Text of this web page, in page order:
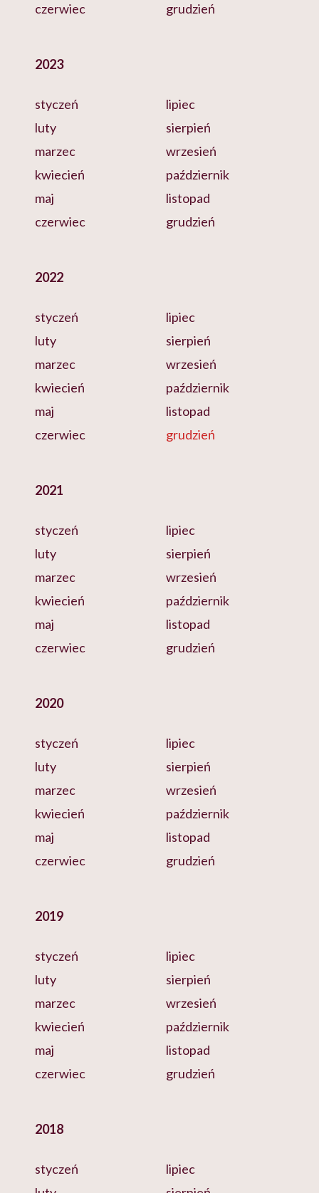
czerwiec
grudzień
2023
styczeń
luty
marzec
kwiecień
maj
czerwiec
lipiec
sierpień
wrzesień
październik
listopad
grudzień
2022
styczeń
luty
marzec
kwiecień
maj
czerwiec
lipiec
sierpień
wrzesień
październik
listopad
grudzień
2021
styczeń
luty
marzec
kwiecień
maj
czerwiec
lipiec
sierpień
wrzesień
październik
listopad
grudzień
2020
styczeń
luty
marzec
kwiecień
maj
czerwiec
lipiec
sierpień
wrzesień
październik
listopad
grudzień
2019
styczeń
luty
marzec
kwiecień
maj
czerwiec
lipiec
sierpień
wrzesień
październik
listopad
grudzień
2018
styczeń
lipiec